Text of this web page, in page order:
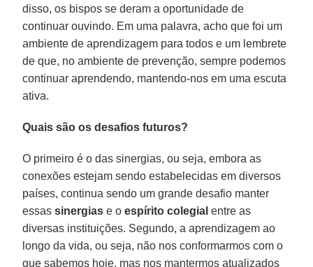
disso, os bispos se deram a oportunidade de
continuar ouvindo. Em uma palavra, acho que foi um
ambiente de aprendizagem para todos e um lembrete
de que, no ambiente de prevenção, sempre podemos
continuar aprendendo, mantendo-nos em uma escuta
ativa.
Quais são os desafios futuros?
O primeiro é o das sinergias, ou seja, embora as
conexões estejam sendo estabelecidas em diversos
países, continua sendo um grande desafio manter
essassinergias e oespírito colegial entre as
diversas instituições. Segundo, a aprendizagem ao
longo da vida, ou seja, não nos conformarmos com o
que sabemos hoje, mas nos mantermos atualizados